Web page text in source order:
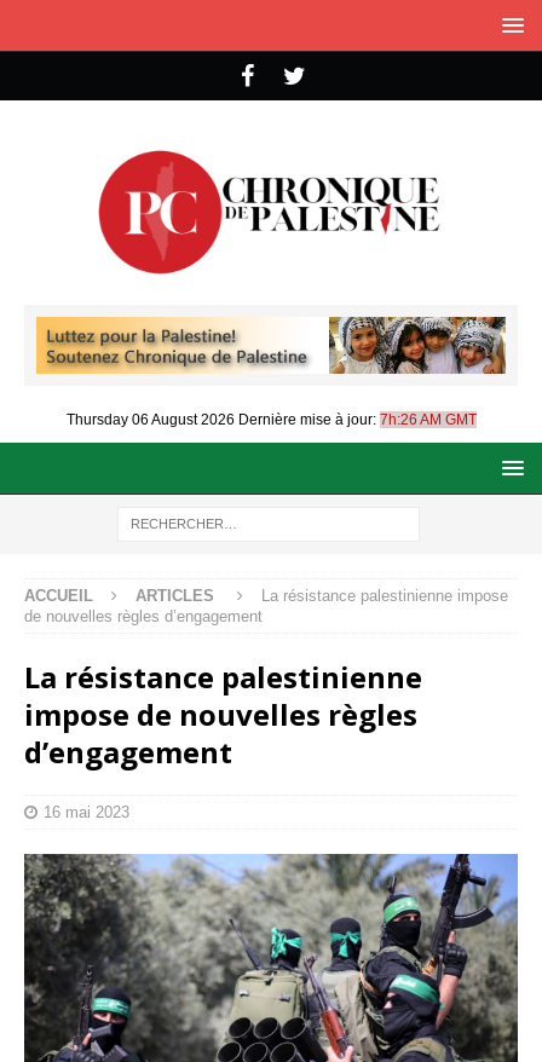
Thursday 06 August 2026 Dernière mise à jour: 7h:26 AM GMT
ACCUEIL ARTICLES
La résistance palestinienne impose
de nouvelles règles d’engagement
La résistance palestinienne
impose de nouvelles règles
d’engagement
16 mai 2023